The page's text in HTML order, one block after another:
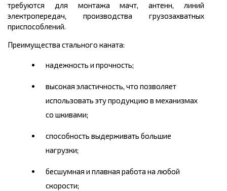
требуются для монтажа мачт, антенн, линий
электропередач, производства грузозахватных
приспособлений.
Преимущества стального каната:
надежность и прочность;
высокая эластичность, что позволяет
использовать эту продукцию в механизмах
со шкивами;
способность выдерживать большие
нагрузки;
бесшумная и плавная работа на любой
скорости;